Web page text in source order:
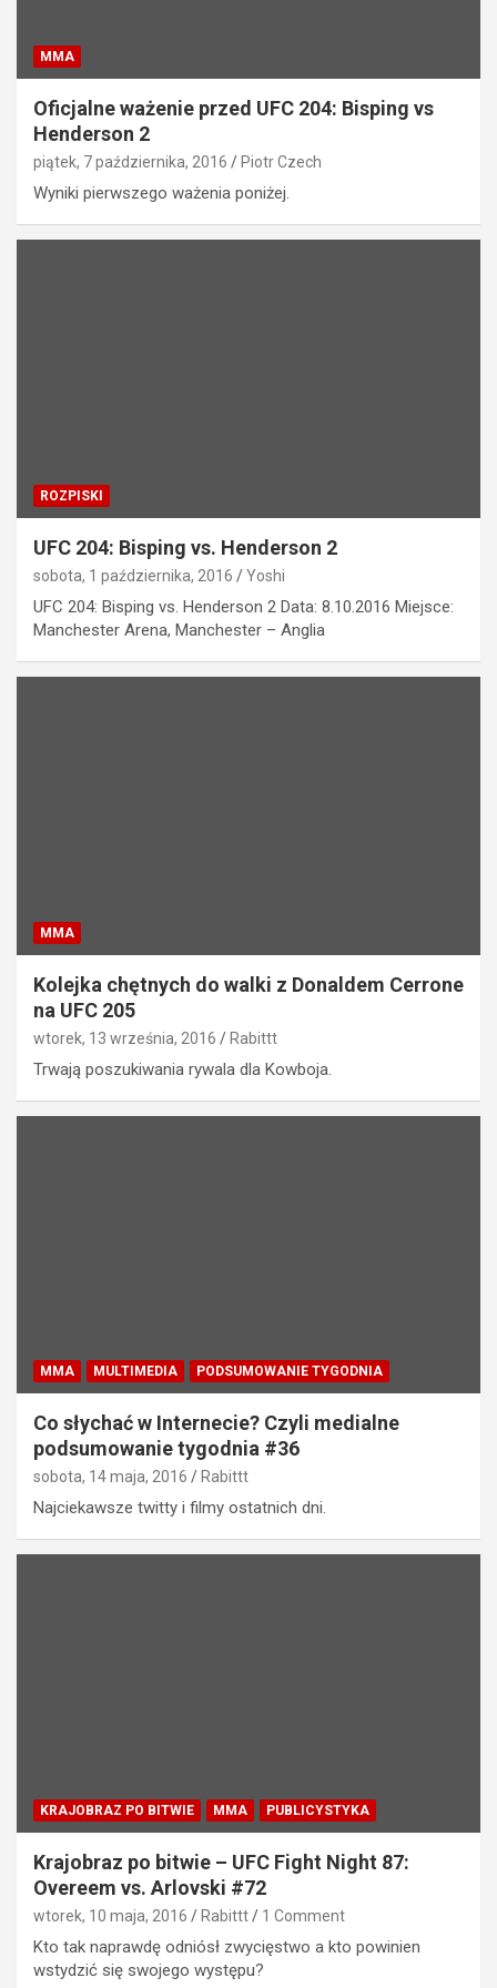
MMA
Oficjalne ważenie przed UFC 204: Bisping vs
Henderson 2
piątek, 7 października, 2016 Piotr Czech
Wyniki pierwszego ważenia poniżej.
ROZPISKI
UFC 204: Bisping vs. Henderson 2
sobota, 1 października, 2016 Yoshi
UFC 204: Bisping vs. Henderson 2 Data: 8.10.2016 Miejsce:
Manchester Arena, Manchester – Anglia
MMA
Kolejka chętnych do walki z Donaldem Cerrone
na UFC 205
wtorek, 13 września, 2016 Rabittt
Trwają poszukiwania rywala dla Kowboja.
MMA MULTIMEDIA PODSUMOWANIE TYGODNIA
Co słychać w Internecie? Czyli medialne
podsumowanie tygodnia #36
sobota, 14 maja, 2016 Rabittt
Najciekawsze twitty i filmy ostatnich dni.
KRAJOBRAZ PO BITWIE MMA PUBLICYSTYKA
Krajobraz po bitwie – UFC Fight Night 87:
Overeem vs. Arlovski #72
wtorek, 10 maja, 2016 Rabittt 1 Comment
Kto tak naprawdę odniósł zwycięstwo a kto powinien
wstydzić się swojego występu?